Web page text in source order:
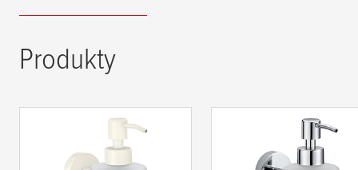
Produkty
® Biały dozownik
do mydła w płynie
® Dozownik do
mydła Smooz